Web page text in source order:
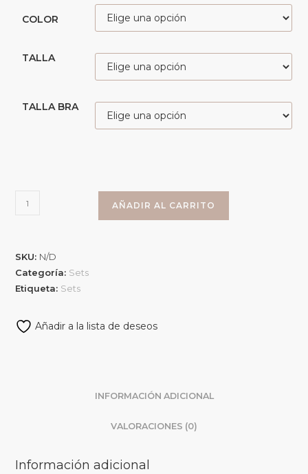
COLOR
TALLA
TALLA BRA
AÑADIR AL CARRITO
SKU: N/D
Categoría: Sets
Etiqueta: Sets
Añadir a la lista de deseos
INFORMACIÓN ADICIONAL
VALORACIONES (0)
Información adicional